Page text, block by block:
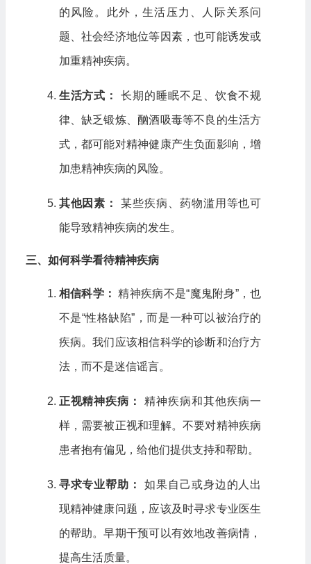
的风险。此外，生活压力、人际关系问
题、社会经济地位等因素，也可能诱发或
加重精神疾病。
生活方式： 长期的睡眠不足、饮食不规
律、缺乏锻炼、酗酒吸毒等不良的生活方
式，都可能对精神健康产生负面影响，增
加患精神疾病的风险。
其他因素： 某些疾病、药物滥用等也可
能导致精神疾病的发生。
三、如何科学看待精神疾病
相信科学： 精神疾病不是“魔鬼附身”，也
不是“性格缺陷”，而是一种可以被治疗的
疾病。我们应该相信科学的诊断和治疗方
法，而不是迷信谣言。
正视精神疾病： 精神疾病和其他疾病一
样，需要被正视和理解。不要对精神疾病
患者抱有偏见，给他们提供支持和帮助。
寻求专业帮助： 如果自己或身边的人出
现精神健康问题，应该及时寻求专业医生
的帮助。早期干预可以有效地改善病情，
提高生活质量。